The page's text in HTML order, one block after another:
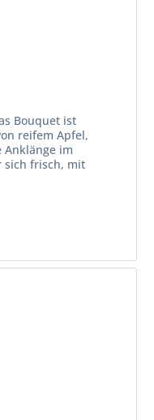
Bouquet ist
reifem Apfel,
im
sich frisch, mit